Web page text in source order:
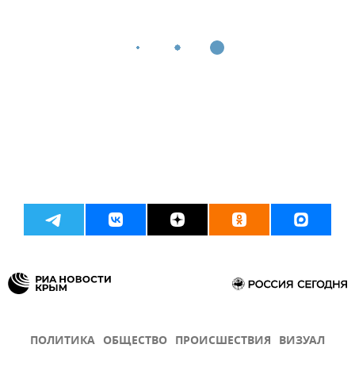
ПОЛИТИКА ОБЩЕСТВО ПРОИСШЕСТВИЯ ВИЗУАЛ